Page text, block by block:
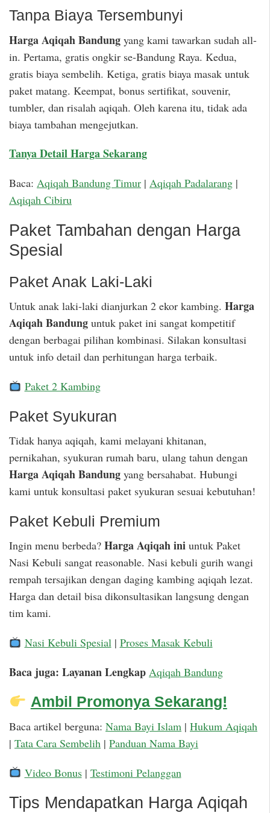
Tanpa Biaya Tersembunyi
Harga Aqiqah Bandung yang kami tawarkan sudah all-
in. Pertama, gratis ongkir se-Bandung Raya. Kedua,
gratis biaya sembelih. Ketiga, gratis biaya masak untuk
paket matang. Keempat, bonus sertifikat, souvenir,
tumbler, dan risalah aqiqah. Oleh karena itu, tidak ada
biaya tambahan mengejutkan.
Tanya Detail Harga Sekarang
Baca: Aqiqah Bandung Timur | Aqiqah Padalarang |
Aqiqah Cibiru
Paket Tambahan dengan Harga
Spesial
Paket Anak Laki-Laki
Untuk anak laki-laki dianjurkan 2 ekor kambing. Harga
Aqiqah Bandung untuk paket ini sangat kompetitif
dengan berbagai pilihan kombinasi. Silakan konsultasi
untuk info detail dan perhitungan harga terbaik.
Paket 2 Kambing
Paket Syukuran
Tidak hanya aqiqah, kami melayani khitanan,
pernikahan, syukuran rumah baru, ulang tahun dengan
Harga Aqiqah Bandung yang bersahabat. Hubungi
kami untuk konsultasi paket syukuran sesuai kebutuhan!
Paket Kebuli Premium
Ingin menu berbeda? Harga Aqiqah ini untuk Paket
Nasi Kebuli sangat reasonable. Nasi kebuli gurih wangi
rempah tersajikan dengan daging kambing aqiqah lezat.
Harga dan detail bisa dikonsultasikan langsung dengan
tim kami.
Nasi Kebuli Spesial| Proses Masak Kebuli
Baca juga: Layanan Lengkap Aqiqah Bandung
Ambil Promonya Sekarang!
Baca artikel berguna: Nama Bayi Islam | Hukum Aqiqah
| Tata Cara Sembelih | Panduan Nama Bayi
Video Bonus| Testimoni Pelanggan
Tips Mendapatkan Harga Aqiqah